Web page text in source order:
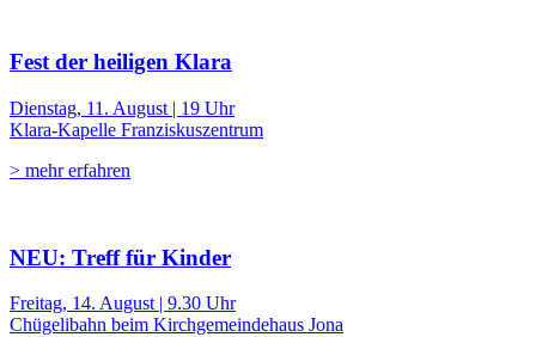
Fest der heiligen Klara
Dienstag, 11. August | 19 Uhr
Klara-Kapelle Franziskuszentrum
> mehr erfahren
NEU: Treff für Kinder
Freitag, 14. August | 9.30 Uhr
Chügelibahn beim Kirchgemeindehaus Jona